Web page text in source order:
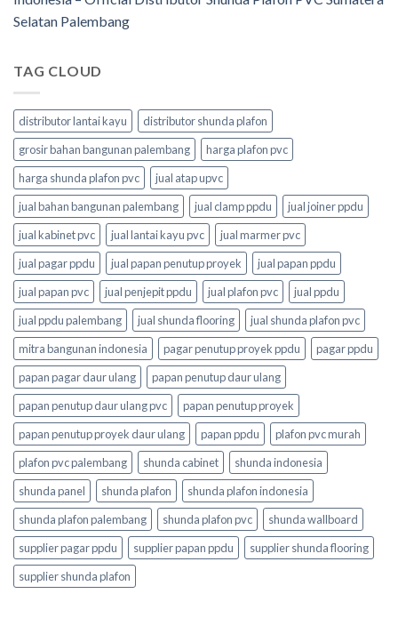
Selatan Palembang
TAG CLOUD
distributor lantai kayu
distributor shunda plafon
grosir bahan bangunan palembang
harga plafon pvc
harga shunda plafon pvc
jual atap upvc
jual bahan bangunan palembang
jual clamp ppdu
jual joiner ppdu
jual kabinet pvc
jual lantai kayu pvc
jual marmer pvc
jual pagar ppdu
jual papan penutup proyek
jual papan ppdu
jual papan pvc
jual penjepit ppdu jual plafon pvc
jual ppdu
jual ppdu palembang
jual shunda flooring
jual shunda plafon pvc
mitra bangunan indonesia
pagar penutup proyek ppdu
pagar ppdu
papan pagar daur ulang
papan penutup daur ulang
papan penutup daur ulang pvc
papan penutup proyek
papan penutup proyek daur ulang
papan ppdu
plafon pvc murah
plafon pvc palembang
shunda cabinet
shunda indonesia
shunda panel
shunda plafon
shunda plafon indonesia
shunda plafon palembang
shunda plafon pvc
shunda wallboard
supplier pagar ppdu
supplier papan ppdu
supplier shunda flooring
supplier shunda plafon